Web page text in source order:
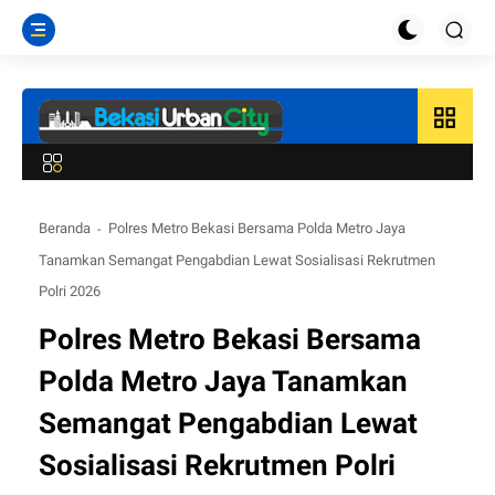
grid_view
Beranda
Polres Metro Bekasi Bersama Polda Metro Jaya
Tanamkan Semangat Pengabdian Lewat Sosialisasi Rekrutmen
Polri 2026
Polres Metro Bekasi Bersama
Polda Metro Jaya Tanamkan
Semangat Pengabdian Lewat
Sosialisasi Rekrutmen Polri